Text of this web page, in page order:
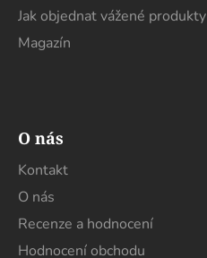
ý
Jak objednat vážené produkty
Magazín
O nás
Kontakt
O nás
Recenze a hodnocení
Hodnocení obchodu